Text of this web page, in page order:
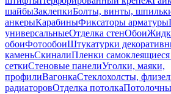
шайбыЗаклепкиБолты, винты,
анкерыКарабиныФиксаторы арматуры
универсальныеОтделка стенОбои
обоиФотообоиШтукатурки
каменьСкиналиПленки самоклеящиеся
сеткиСтеновые панелиУголки, маяки,
профилиВагонкаСтеклохолсты,
радиаторовОтделка потолка